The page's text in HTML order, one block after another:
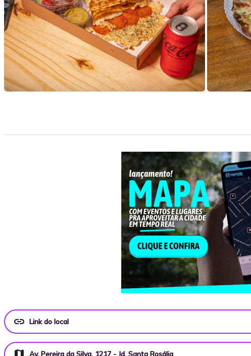
link Link do local
Av. Pereira da Silva, 1217 - Jd. Santa Rosália